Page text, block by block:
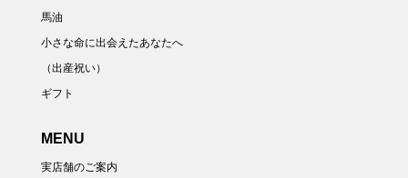
馬油
小さな命に出会えたあなたへ
（出産祝い）
ギフト
MENU
実店舗のご案内